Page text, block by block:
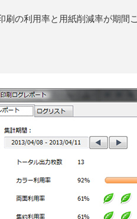
刷の利用率と用紙削減率が期